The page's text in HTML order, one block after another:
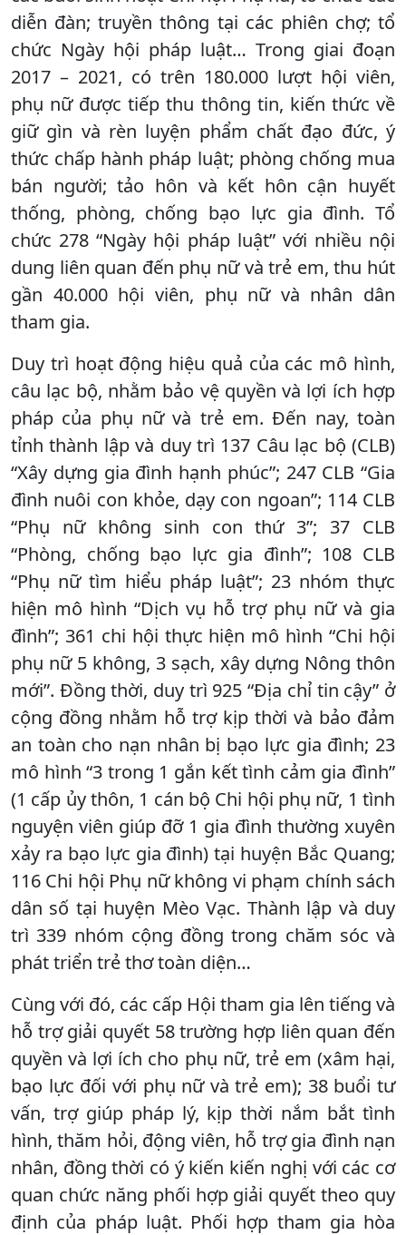
diễn đàn; truyền thông tại các phiên chợ; tổ
chức Ngày hội pháp luật… Trong giai đoạn
2017 – 2021, có trên 180.000 lượt hội viên,
phụ nữ được tiếp thu thông tin, kiến thức về
giữ gìn và rèn luyện phẩm chất đạo đức, ý
thức chấp hành pháp luật; phòng chống mua
bán người; tảo hôn và kết hôn cận huyết
thống, phòng, chống bạo lực gia đình. Tổ
chức 278 “Ngày hội pháp luật” với nhiều nội
dung liên quan đến phụ nữ và trẻ em, thu hút
gần 40.000 hội viên, phụ nữ và nhân dân
tham gia.
Duy trì hoạt động hiệu quả của các mô hình,
câu lạc bộ, nhằm bảo vệ quyền và lợi ích hợp
pháp của phụ nữ và trẻ em. Đến nay, toàn
tỉnh thành lập và duy trì 137 Câu lạc bộ (CLB)
“Xây dựng gia đình hạnh phúc”; 247 CLB “Gia
đình nuôi con khỏe, dạy con ngoan”; 114 CLB
“Phụ nữ không sinh con thứ 3”; 37 CLB
“Phòng, chống bạo lực gia đình”; 108 CLB
“Phụ nữ tìm hiểu pháp luật”; 23 nhóm thực
hiện mô hình “Dịch vụ hỗ trợ phụ nữ và gia
đình”; 361 chi hội thực hiện mô hình “Chi hội
phụ nữ 5 không, 3 sạch, xây dựng Nông thôn
mới”. Đồng thời, duy trì 925 “Địa chỉ tin cậy” ở
cộng đồng nhằm hỗ trợ kịp thời và bảo đảm
an toàn cho nạn nhân bị bạo lực gia đình; 23
mô hình “3 trong 1 gắn kết tình cảm gia đình”
(1 cấp ủy thôn, 1 cán bộ Chi hội phụ nữ, 1 tình
nguyện viên giúp đỡ 1 gia đình thường xuyên
xảy ra bạo lực gia đình) tại huyện Bắc Quang;
116 Chi hội Phụ nữ không vi phạm chính sách
dân số tại huyện Mèo Vạc. Thành lập và duy
trì 339 nhóm cộng đồng trong chăm sóc và
phát triển trẻ thơ toàn diện…
Cùng với đó, các cấp Hội tham gia lên tiếng và
hỗ trợ giải quyết 58 trường hợp liên quan đến
quyền và lợi ích cho phụ nữ, trẻ em (xâm hại,
bạo lực đối với phụ nữ và trẻ em); 38 buổi tư
vấn, trợ giúp pháp lý, kịp thời nắm bắt tình
hình, thăm hỏi, động viên, hỗ trợ gia đình nạn
nhân, đồng thời có ý kiến kiến nghị với các cơ
quan chức năng phối hợp giải quyết theo quy
định của pháp luật. Phối hợp tham gia hòa